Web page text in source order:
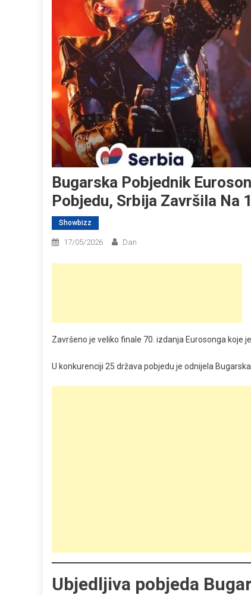
Bugarska Pobjednik
Pobjedu, Srbija Završila Na
Showbizz
17/05/2026 Dan
Završeno je veliko finale 70. izdanja Eurosonga koje
U konkurenciji 25 država pobjedu je odnijela
Ubjedljiva pobjeda